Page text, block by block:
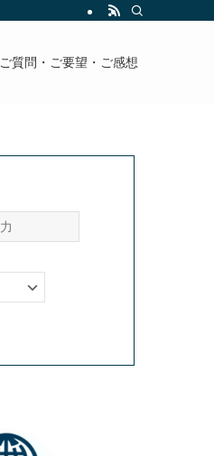
ご質問・ご要望・ご感想